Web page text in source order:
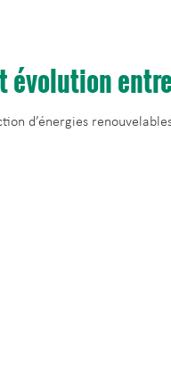
d’énergies